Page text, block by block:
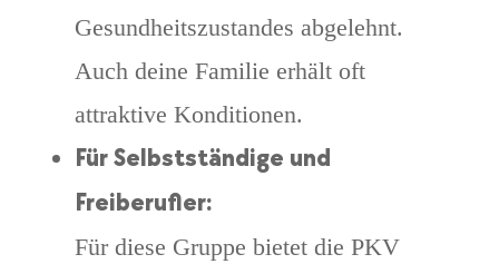
Gesundheitszustandes abgelehnt.
Auch deine Familie erhält oft
attraktive Konditionen.
Für Selbstständige und
Freiberufler:
Für diese Gruppe bietet die PKV